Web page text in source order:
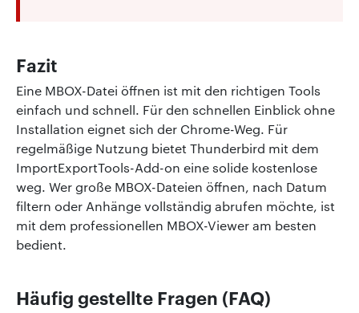
Fazit
Eine MBOX-Datei öffnen ist mit den richtigen Tools
einfach und schnell. Für den schnellen Einblick ohne
Installation eignet sich der Chrome-Weg. Für
regelmäßige Nutzung bietet Thunderbird mit dem
ImportExportTools-Add-on eine solide kostenlose
weg. Wer große MBOX-Dateien öffnen, nach Datum
filtern oder Anhänge vollständig abrufen möchte, ist
mit dem professionellen MBOX-Viewer am besten
bedient.
Häufig gestellte Fragen (FAQ)